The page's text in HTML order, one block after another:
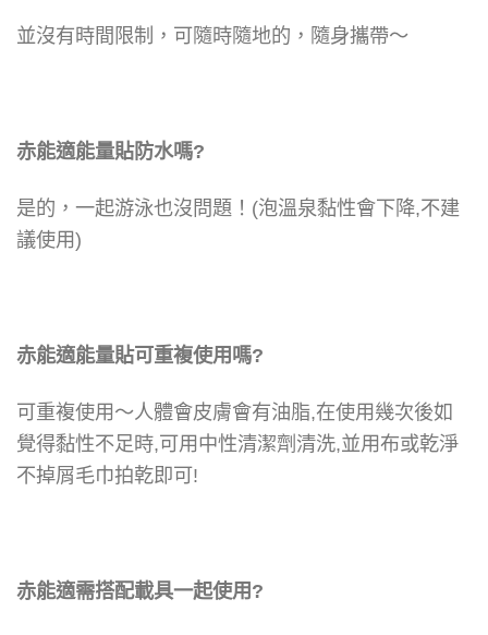
並沒有時間限制， 可隨時隨地的，隨身攜帶～
赤能適能量貼防水嗎?
是的， 一起游泳也沒問題！ (泡溫泉黏性會下降,不建
議使用)
赤能適能量貼可重複使用嗎?
可重複使用～人體會皮膚會有油脂,在使用幾次後如
覺得黏性不足時,可用中性清潔劑清洗,並用布或乾淨
不掉屑毛巾拍乾即可!
赤能適需搭配載具一起使用?